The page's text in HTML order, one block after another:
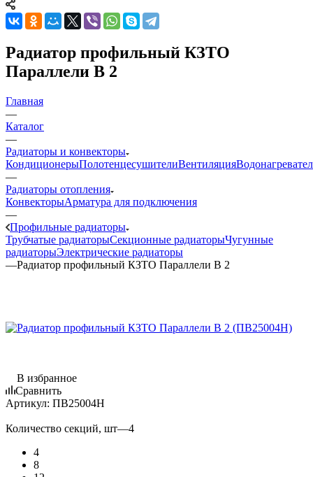
Радиатор профильный КЗТО
Параллели B 2
Главная
—
Каталог
—
Радиаторы и конвекторы
КондиционерыПолотенцесушителиВентиляция
—
Радиаторы отопления
КонвекторыАрматура для подключения
—
Профильные радиаторы
Трубчатые радиаторыСекционные радиаторыЧугунные
радиаторыЭлектрические радиаторы
—Радиатор профильный КЗТО Параллели B 2
В избранное
Сравнить
Артикул: ПВ25004Н
Количество секций, шт—4
4
8